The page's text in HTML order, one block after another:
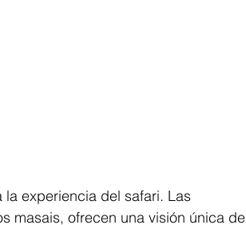
experiencia del safari. Las
masais, ofrecen una visión única de